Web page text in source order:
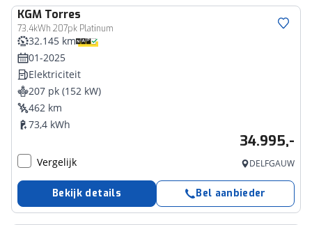
KGM Torres
73,4kWh 207pk Platinum
32.145 km
01-2025
Elektriciteit
207 pk (152 kW)
462 km
73,4 kWh
34.995,-
Vergelijk DELFGAUW
Bekijk details Bel aanbieder